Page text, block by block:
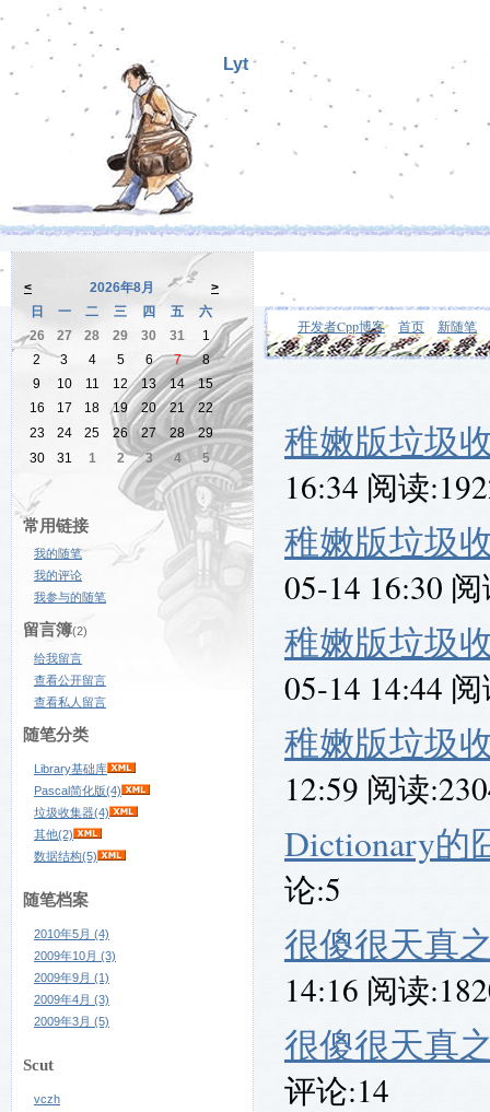
Lyt
开发者Cpp博客 首页 新随笔
< 2026年8月
>
日
一 二 三 四 五
六
26
27 28 29 30 31
1
2
3 4 5 6 7
8
9
10 11 12 13 14
15
16
17 18 19 20 21
22
23
24 25 26 27 28
29
30
31 1 2 3 4 5
常用链接
我的随笔
我的评论
我参与的随笔
留言簿(2)
给我留言
查看公开留言
查看私人留言
随笔分类
Library基础库
Pascal简化版(4)
垃圾收集器(4)
其他(2)
数据结构(5)
随笔档案
2010年5月 (4)
2009年10月 (3)
2009年9月 (1)
2009年4月 (3)
2009年3月 (5)
Scut
vczh
稚嫩版垃圾
16:34 阅读
稚嫩版垃圾
05-14 16:30
稚嫩版垃圾
05-14 14:44
稚嫩版垃圾
12:59 阅读
Dictionary的
论:5
很傻很天真
14:16 阅读
很傻很天真
评论:14